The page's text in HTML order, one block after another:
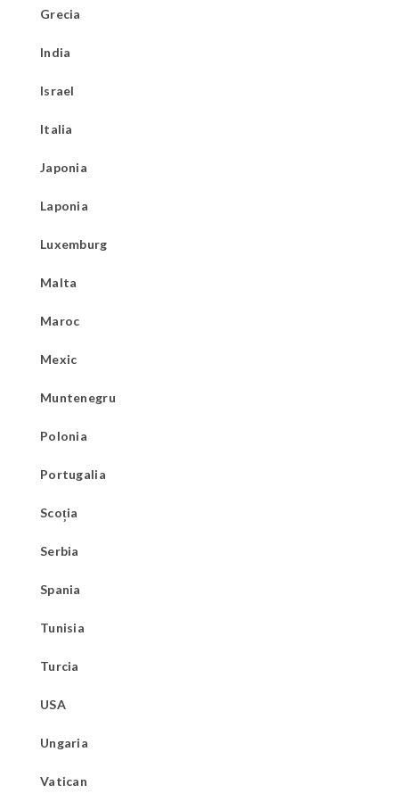
Grecia
India
Israel
Italia
Japonia
Laponia
Luxemburg
Malta
Maroc
Mexic
Muntenegru
Polonia
Portugalia
Scoția
Serbia
Spania
Tunisia
Turcia
USA
Ungaria
Vatican